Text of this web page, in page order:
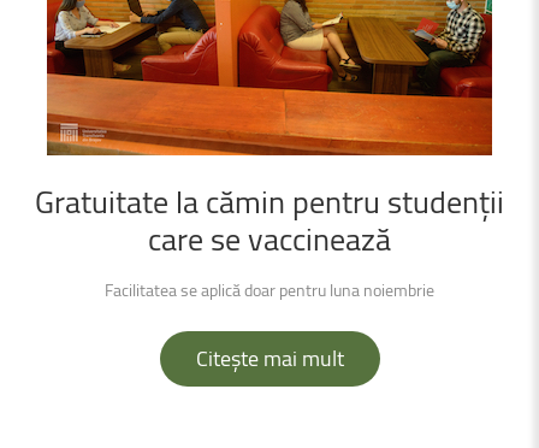
Gratuitate lacămin pentru studenții
care sevaccinează
Facilitatea se aplică doar pentru luna noiembrie
Citește mai mult